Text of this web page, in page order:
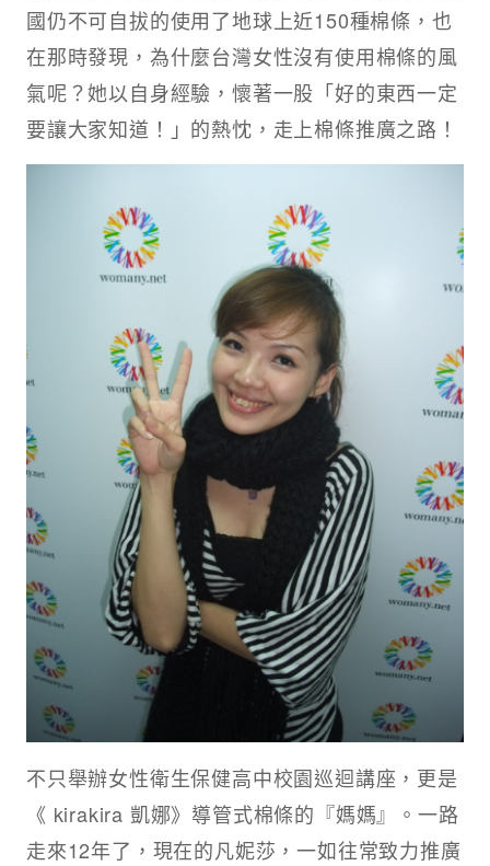
國仍不可自拔的使用了地球上近150種棉條，也
在那時發現，為什麼台灣女性沒有使用棉條的風
氣呢？她以自身經驗，懷著一股「好的東西一定
要讓大家知道！」的熱忱，走上棉條推廣之路！
不只舉辦女性衛生保健高中校園巡迴講座，更是
《 kirakira 凱娜》導管式棉條的『媽媽』。一路
走來12年了，現在的凡妮莎，一如往常致力推廣